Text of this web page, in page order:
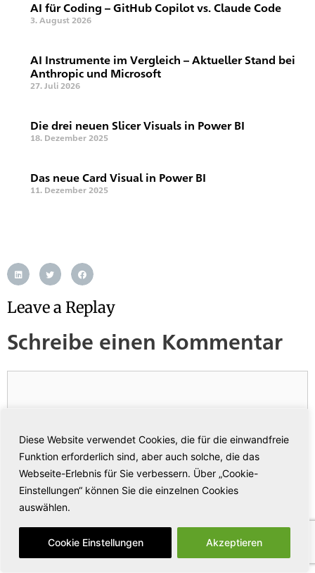
Diese Website verwendet Cookies, die für die einwandfreie
Funktion erforderlich sind, aber auch solche, die das
Webseite-Erlebnis für Sie verbessern. Über „Cookie-
Einstellungen“ können Sie die einzelnen Cookies
auswählen.
Cookie Einstellungen Akzeptieren
AI für Coding – GitHub Copilot vs. Claude Code
3. August 2026
AI Instrumente im Vergleich – Aktueller Stand bei
Anthropic und Microsoft
27. Juli 2026
Die drei neuen Slicer Visuals in Power BI
18. Dezember 2025
Das neue Card Visual in Power BI
11. Dezember 2025
Leave a Replay
Schreibe einen Kommentar